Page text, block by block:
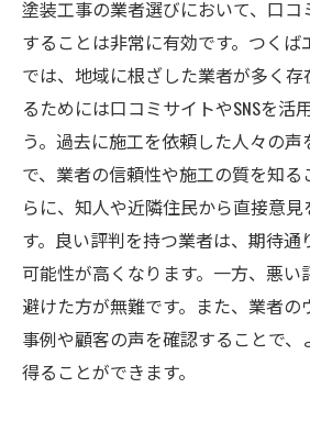
塗装工事の業者選びにおいて、口
することは非常に有効です。つくば
では、地域に根ざした業者が多く
るためには口コミサイトやSNSを活
う。過去に施工を依頼した人々の声
で、業者の信頼性や施工の質を知る
らに、知人や近隣住民から直接意
す。良い評判を持つ業者は、期待通
可能性が高くなります。一方、悪い
避けた方が無難です。また、業者の
事例や顧客の声を確認することで、
得ることができます。